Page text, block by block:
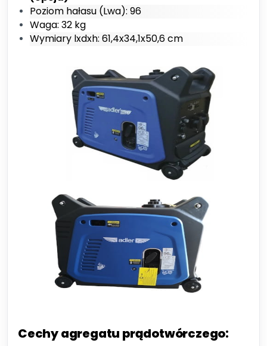
Poziom hałasu (Lwa): 96
Waga: 32 kg
Wymiary lxdxh: 61,4x34,1x50,6 cm
Cechy agregatu prądotwórczego: